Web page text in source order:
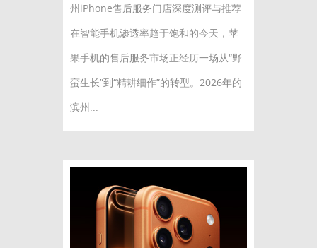
州iPhone售后服务门店深度测评与推荐
在智能手机渗透率趋于饱和的今天，苹
果手机的售后服务市场正经历一场从“野
蛮生长”到“精耕细作”的转型。2026年的
滨州...